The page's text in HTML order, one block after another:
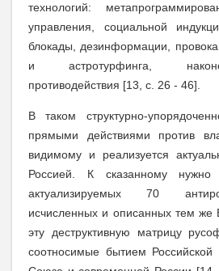
технологий:
управления, социальной
блокады, дезинформации,
и астротурфинга,
противодействия [13, с. 26 - 46].
В таком структурно-
прямыми действиями против
видимому и реализуется
Россией. К сказанному нужно
актуализируемых 70
исчисленных и описанных тем
эту деструктивную матрицу
соотносимые бытием Российской